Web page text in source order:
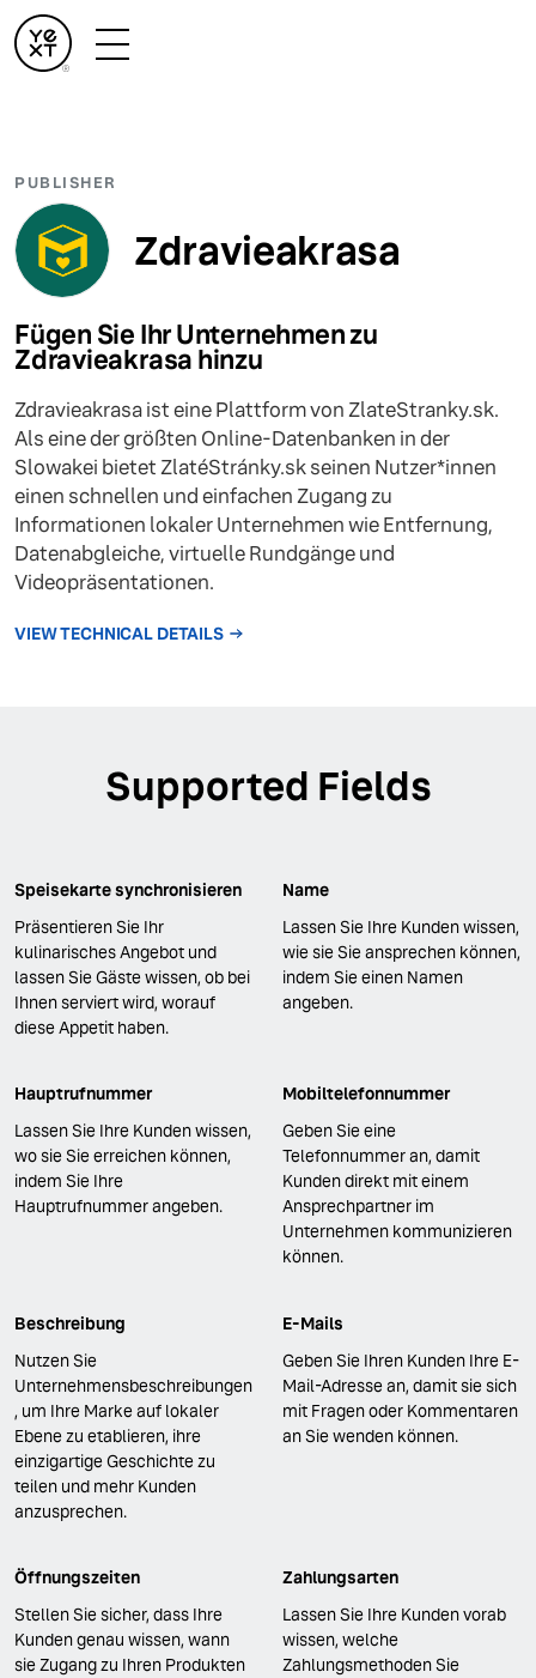
PUBLISHER
Zdravieakrasa
Fügen Sie Ihr Unternehmen zu
Zdravieakrasa hinzu
Zdravieakrasa ist eine Plattform von ZlateStranky.sk.
Als eine der größten Online-Datenbanken in der
Slowakei bietet ZlatéStránky.sk seinen Nutzer*innen
einen schnellen und einfachen Zugang zu
Informationen lokaler Unternehmen wie Entfernung,
Datenabgleiche, virtuelle Rundgänge und
Videopräsentationen.
VIEW TECHNICAL DETAILS
Supported Fields
Speisekarte synchronisieren
Präsentieren Sie Ihr
kulinarisches Angebot und
lassen Sie Gäste wissen, ob bei
Ihnen serviert wird, worauf
diese Appetit haben.
Name
Lassen Sie Ihre Kunden wissen,
wie sie Sie ansprechen können,
indem Sie einen Namen
angeben.
Hauptrufnummer
Lassen Sie Ihre Kunden wissen,
wo sie Sie erreichen können,
indem Sie Ihre
Hauptrufnummer angeben.
Mobiltelefonnummer
Geben Sie eine
Telefonnummer an, damit
Kunden direkt mit einem
Ansprechpartner im
Unternehmen kommunizieren
können.
Beschreibung
Nutzen Sie
Unternehmensbeschreibungen
, um Ihre Marke auf lokaler
Ebene zu etablieren, ihre
einzigartige Geschichte zu
teilen und mehr Kunden
anzusprechen.
E-Mails
Geben Sie Ihren Kunden Ihre E-
Mail-Adresse an, damit sie sich
mit Fragen oder Kommentaren
an Sie wenden können.
Öffnungszeiten
Stellen Sie sicher, dass Ihre
Kunden genau wissen, wann
sie Zugang zu Ihren Produkten
Zahlungsarten
Lassen Sie Ihre Kunden vorab
wissen, welche
Zahlungsmethoden Sie